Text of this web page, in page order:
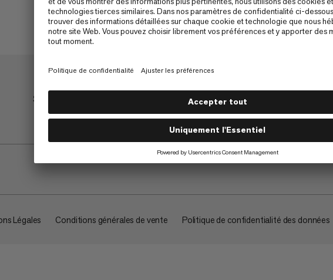
Shop À propos
Légales Conditions générales de vente Politique de confidentialité des données